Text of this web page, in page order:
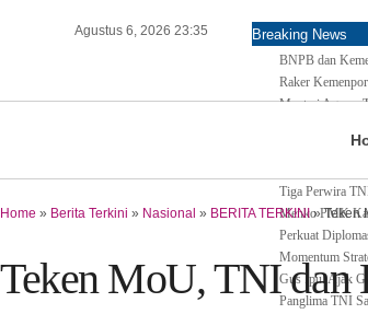
Agustus 6, 2026 23:35 Breaking News
BNPB dan
Raker
Menteri Agama
Kepulangan
Tiga Perwira
Menko PMK
Perkuat
Momentum
Gus Ipul Ajak
Panglima TNI
Home » Berita Terkini » Nasional » BERITA TERKINI»Teken
Teken MoU, TNI dan